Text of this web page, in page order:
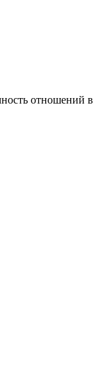
отношений в